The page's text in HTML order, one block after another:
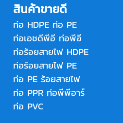
สินค้าขายดี
ท่อ HDPE ท่อ PE
ท่อเอชดีพีอี ท่อพีอี
ท่อร้อยสายไฟ HDPE
ท่อร้อยสายไฟ PE
ท่อ PE ร้อยสายไฟ
ท่อ PPR ท่อพีพีอาร์
ท่อ PVC